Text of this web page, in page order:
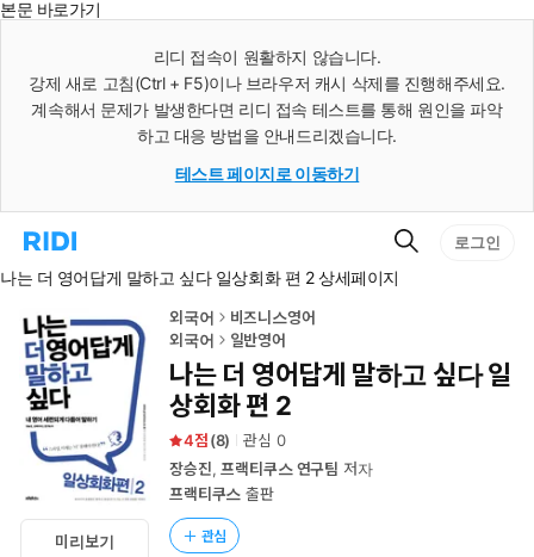
본문 바로가기
리디 접속이 원활하지 않습니다.
강제 새로 고침(Ctrl + F5)이나 브라우저 캐시 삭제를 진행해주세요.
계속해서 문제가 발생한다면 리디 접속 테스트를 통해 원인을 파악
하고 대응 방법을 안내드리겠습니다.
테스트 페이지로 이동하기
리
홈
로
이
동
검
색
로그인
나는 더 영어답게 말하고 싶다 일상회화 편 2 상세페이지
미리보기
외국어
비즈니스영어
외국어
일반영어
나는 더 영어답게 말하고 싶다 일
상회화 편 2
4 (8) 관심 0
장승진, 프랙티쿠스 연구팀 저자
프랙티쿠스 출판
관심